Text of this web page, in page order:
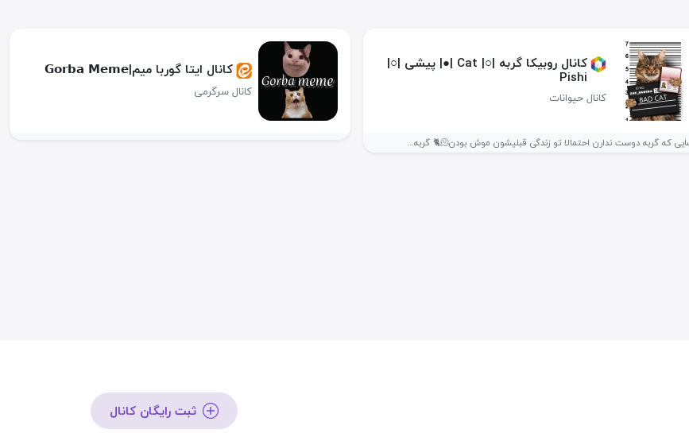
کانال روبیکا گربه |○| Cat |●| پیشی |○|
Pishi
کانال حیوانات
که گربه دوست ندارن احتمالا تو زندگی قبلیشون موش بودن🫠🐈 گربه...
کانال ایتا گوربا میم|𝗚𝗼𝗿𝗯𝗮 𝗠𝗲𝗺𝗲
کانال سرگرمی
ثبت رایگان کانال